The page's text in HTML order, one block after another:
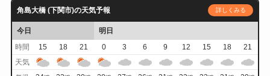
角島大橋 (下関市)の天気予報 詳しくみる
今日
明日
時間
15 18 21 0 3 6 9 12 15 18
21
天気